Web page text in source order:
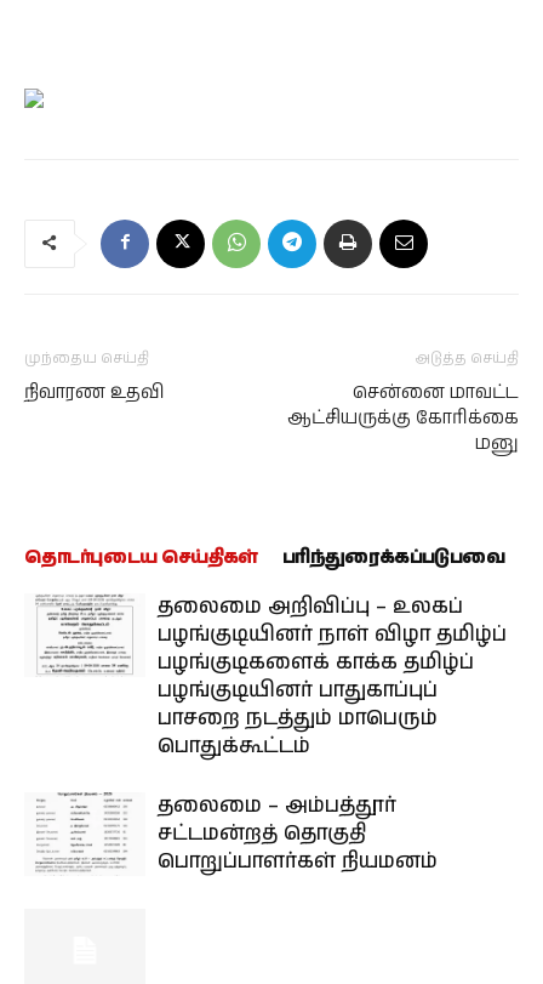
முந்தைய செய்தி
நிவாரண உதவி
அடுத்த செய்தி
சென்னை மாவட்ட
ஆட்சியருக்கு கோரிக்கை
மனு
தொடர்புடைய செய்திகள் பரிந்துரைக்கப்படுபவை
தலைமை அறிவிப்பு – உலகப்
பழங்குடியினர் நாள் விழா தமிழ்ப்
பழங்குடிகளைக் காக்க தமிழ்ப்
பழங்குடியினர் பாதுகாப்புப்
பாசறை நடத்தும் மாபெரும்
பொதுக்கூட்டம்
தலைமை – அம்பத்தூர்
சட்டமன்றத் தொகுதி
பொறுப்பாளர்கள் நியமனம்